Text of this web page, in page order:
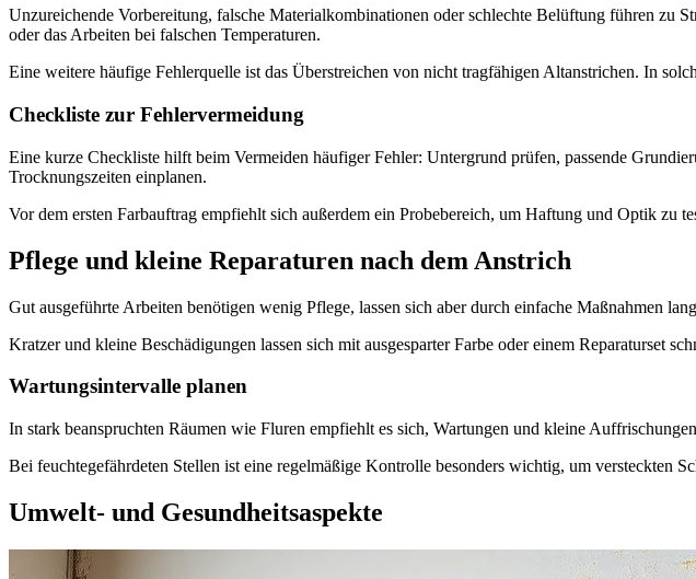
Unzureichende Vorbereitung, falsche Materialkombinationen oder schlechte Belüftung führen zu
oder das Arbeiten bei falschen Temperaturen.
Eine weitere häufige Fehlerquelle ist das Überstreichen von nicht tragfähigen Altanstrichen. In
Checkliste zur Fehlervermeidung
Eine kurze Checkliste hilft beim Vermeiden häufiger Fehler: Untergrund prüfen, passende
Trocknungszeiten einplanen.
Vor dem ersten Farbauftrag empfiehlt sich außerdem ein Probebereich, um Haftung und Optik zu
Pflege und kleine Reparaturen nach dem Anstrich
Gut ausgeführte Arbeiten benötigen wenig Pflege, lassen sich aber durch einfache Maßnahmen
Kratzer und kleine Beschädigungen lassen sich mit ausgesparter Farbe oder einem Reparaturset
Wartungsintervalle planen
In stark beanspruchten Räumen wie Fluren empfiehlt es sich, Wartungen und kleine
Bei feuchtegefährdeten Stellen ist eine regelmäßige Kontrolle besonders wichtig, um versteckten
Umwelt- und Gesundheitsaspekte